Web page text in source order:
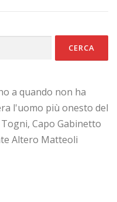
a quando non ha
l'uomo più onesto del
Capo Gabinetto
Altero Matteoli